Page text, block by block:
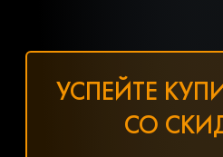
Чтобы заказать недорогие ЕВА
оформите заявку, заполнив
сайте.
Хотите получить помощь в
специалист всегда на связи!
8(800) 600-89-40, 8(495) 445-
УСПЕЙТЕ
СО